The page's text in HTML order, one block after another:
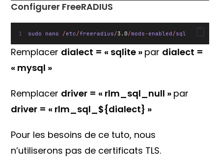
Configurer FreeRADIUS
sudo nano /etc/freeradius/3.0/mods- enabled/sql
Remplacer dialect = « sqlite » par dialect =
« mysql »
Remplacer driver = « rlm_sql_null » par
driver = « rlm_sql_${dialect} »
Pour les besoins de ce tuto, nous
n’utiliserons pas de certificats TLS.